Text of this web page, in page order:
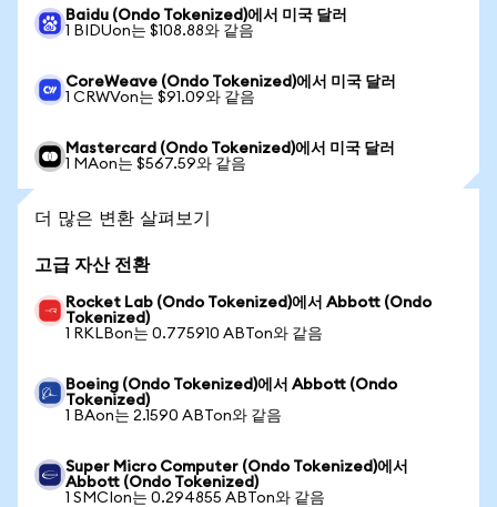
Baidu (Ondo Tokenized)에서 미국 달러
1 BIDUon는 $108.88와 같음
CoreWeave (Ondo Tokenized)에서 미국 달러
1 CRWVon는 $91.09와 같음
Mastercard (Ondo Tokenized)에서 미국 달러
1 MAon는 $567.59와 같음
더 많은 변환 살펴보기
고급 자산 전환
Rocket Lab (Ondo Tokenized)에서 Abbott (Ondo
Tokenized)
1 RKLBon는 0.775910 ABTon와 같음
Boeing (Ondo Tokenized)에서 Abbott (Ondo
Tokenized)
1 BAon는 2.1590 ABTon와 같음
Super Micro Computer (Ondo Tokenized)에서
Abbott (Ondo Tokenized)
1 SMCIon는 0.294855 ABTon와 같음